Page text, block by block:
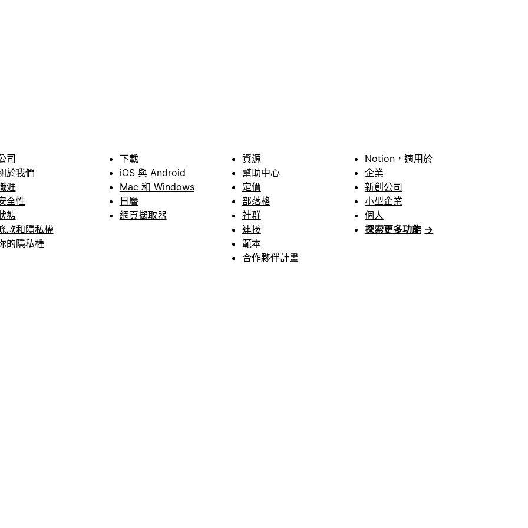
司
於我們
涯
全性
態
款和隱私權
的隱私權
下載
iOS 與 Android
Mac 和 Windows
日曆
網頁擷取器
資源
幫助中心
定價
部落格
社群
連接
範本
合作夥伴計畫
Notion，適用於
企業
新創公司
小型企業
個人
探索更多功能 →